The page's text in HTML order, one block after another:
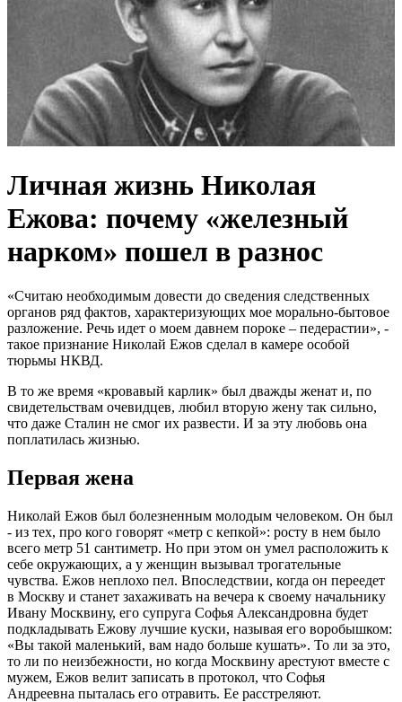
Личная жизнь Николая
Ежова: почему «железный
нарком» пошел в разнос
«Считаю необходимым довести до сведения следственных
органов ряд фактов, характеризующих мое морально-бытовое
разложение. Речь идет о моем давнем пороке – педерастии», -
такое признание Николай Ежов сделал в камере особой
тюрьмы НКВД.
В то же время «кровавый карлик» был дважды женат и, по
свидетельствам очевидцев, любил вторую жену так сильно,
что даже Сталин не смог их развести. И за эту любовь она
поплатилась жизнью.
Первая жена
Николай Ежов был болезненным молодым человеком. Он был
- из тех, про кого говорят «метр с кепкой»: росту в нем было
всего метр 51 сантиметр. Но при этом он умел расположить к
себе окружающих, а у женщин вызывал трогательные
чувства. Ежов неплохо пел. Впоследствии, когда он переедет
в Москву и станет захаживать на вечера к своему начальнику
Ивану Москвину, его супруга Софья Александровна будет
подкладывать Ежову лучшие куски, называя его воробышком:
«Вы такой маленький, вам надо больше кушать». То ли за это,
то ли по неизбежности, но когда Москвину арестуют вместе с
мужем, Ежов велит записать в протокол, что Софья
Андреевна пыталась его отравить. Ее расстреляют.